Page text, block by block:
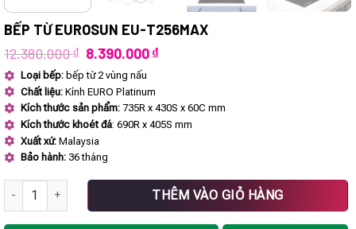
BẾP TỪ EUROSUN EU-T256MAX
12.380.000₫ Giá
gốc
là:
12.380.000 ₫.
8.390.000₫Giá
8.390.000 ₫.
Loại bếp: bếp từ 2 vùng nấu
Chất liệu: Kính EURO Platinum
Kích thước sản phẩm: 735R x 430S x 60C mm
Kích thước khoét đá: 690R x 405S mm
Xuất xứ: Malaysia
Bảo hành: 36 tháng
Bếp từ EUROSUN EU-T256Max số lượngTHÊM VÀO GIỎ HÀNG